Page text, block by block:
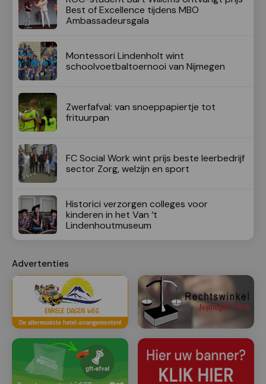
Best of Excellence tijdens MBO
Ambassadeursgala
Montessori Lindenholt wint
schoolvoetbaltoernooi van Nijmegen
Zwerfafval: van snoeppapiertje tot
frituurpan
FC Social Work wint prijs beste leerbedrijf
sector Zorg, welzijn en sport
Historici verzorgen colleges voor
kinderen in het Van ‘t
Lindenhoutmuseum
Advertenties